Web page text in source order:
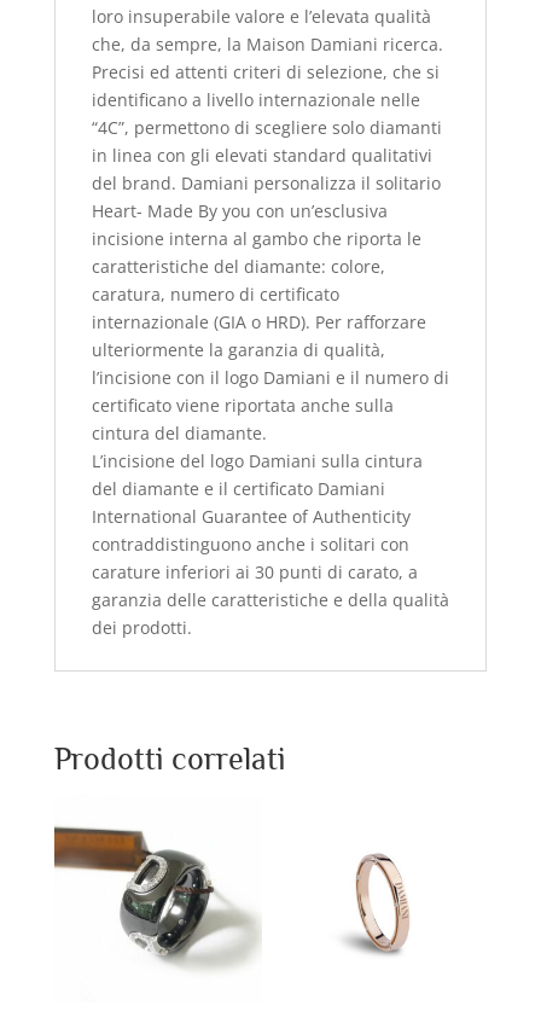
loro insuperabile valore e l’elevata qualità
che, da sempre, la Maison Damiani ricerca.
Precisi ed attenti criteri di selezione, che si
identificano a livello internazionale nelle
“4C”, permettono di scegliere solo diamanti
in linea con gli elevati standard qualitativi
del brand. Damiani personalizza il solitario
Heart- Made By you con un’esclusiva
incisione interna al gambo che riporta le
caratteristiche del diamante: colore,
caratura, numero di certificato
internazionale (GIA o HRD). Per rafforzare
ulteriormente la garanzia di qualità,
l’incisione con il logo Damiani e il numero di
certificato viene riportata anche sulla
cintura del diamante.
L’incisione del logo Damiani sulla cintura
del diamante e il certificato Damiani
International Guarantee of Authenticity
contraddistinguono anche i solitari con
carature inferiori ai 30 punti di carato, a
garanzia delle caratteristiche e della qualità
dei prodotti.
Prodotti correlati